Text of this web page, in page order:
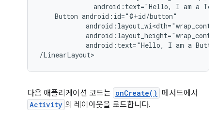
android:text="Hello, I am a
Button
android:text="Hello, I am a
/LinearLayout>
다음 애플리케이션 코드는 onCreate() 메서드에서
Activity 의 레이아웃을 로드합니다.